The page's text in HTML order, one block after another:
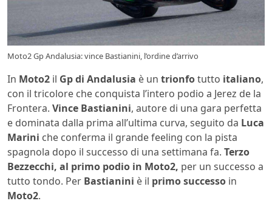
Moto2 Gp Andalusia: vince Bastianini, l’ordine d’arrivo
In Moto2 il Gp di Andalusia è un trionfotutto italiano,
con il tricolore che conquista l’intero podio a Jerez de la
Frontera. Vince Bastianini, autore di una gara perfetta
e dominata dalla prima all’ultima curva, seguito da Luca
Marini che conferma il grande feeling con la pista
spagnola dopo il successo di una settimana fa. Terzo
Bezzecchi, al primo podio in Moto2, per un successo a
tutto tondo. Per Bastianini è il primo successo in
Moto2.